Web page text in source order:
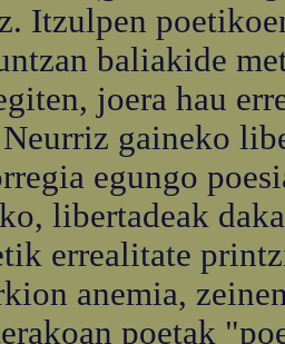
Itzulpen
baliakide
joera hau
gaineko
egungo
libertadeak
errealitate
anemia,
poetak